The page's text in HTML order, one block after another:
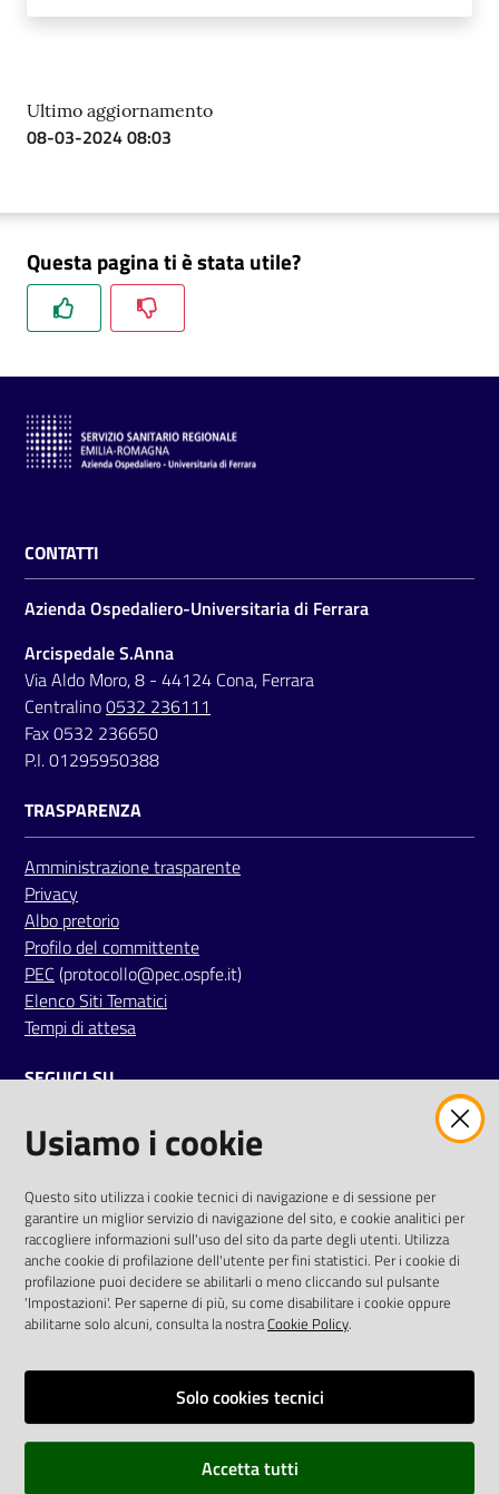
Ultimo aggiornamento
08-03-2024 08:03
Questa pagina ti è stata utile?
CONTATTI
Azienda Ospedaliero-Universitaria di Ferrara
Arcispedale S.Anna
Via Aldo Moro, 8 - 44124 Cona, Ferrara
Centralino0532 236111
Fax 0532 236650
P.I. 01295950388
TRASPARENZA
Amministrazione trasparente
Privacy
Albo pretorio
Profilo del committente
PEC (protocollo@pec.ospfe.it)
Elenco Siti Tematici
Tempi di attesa
SEGUICI SU
twitterfacebookyoutube
AREA DIPENDENTI
Posta Elettronica Aziendale
Cloud aziendale(manuale di istruzioni)
Portale del Dipendente
Sito intranet
Redazione web
Usiamo i cookie
Questo sito utilizza i cookie tecnici di navigazione e di sessione per
garantire un miglior servizio di navigazione del sito, e cookie analitici per
raccogliere informazioni sull'uso del sito da parte degli utenti. Utilizza
anche cookie di profilazione dell'utente per fini statistici. Per i cookie di
profilazione puoi decidere se abilitarli o meno cliccando sul pulsante
'Impostazioni'. Per saperne di più, su come disabilitare i cookie oppure
abilitarne solo alcuni, consulta la nostraCookie Policy.
Solo cookies tecnici
Accetta tutti